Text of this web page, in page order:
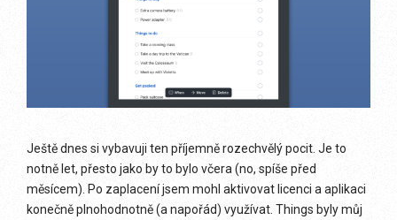
Ještě dnes si vybavuji ten příjemně rozechvělý pocit. Je to
notně let, přesto jako by to bylo včera (no, spíše před
měsícem). Po zaplacení jsem mohl aktivovat licenci a aplikaci
konečně plnohodnotně (a napořád) využívat. Things byly můj